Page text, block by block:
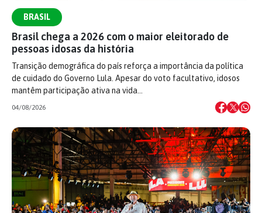
BRASIL
Brasil chega a 2026 com o maior eleitorado de
pessoas idosas da história
Transição demográfica do país reforça a importância da política
de cuidado do Governo Lula. Apesar do voto facultativo, idosos
mantêm participação ativa na vida…
04/08/2026